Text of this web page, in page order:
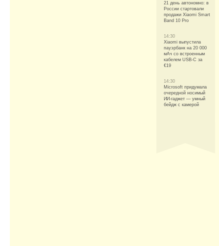
21 день автономно: в
России стартовали
продажи Xiaomi Smart
Band 10 Pro
14:30
Xiaomi выпустила
пауэрбанк на 20 000
мАч со встроенным
кабелем USB-C за
€19
14:30
Microsoft придумала
очередной носимый
ИИ-гаджет — умный
бейдж с камерой